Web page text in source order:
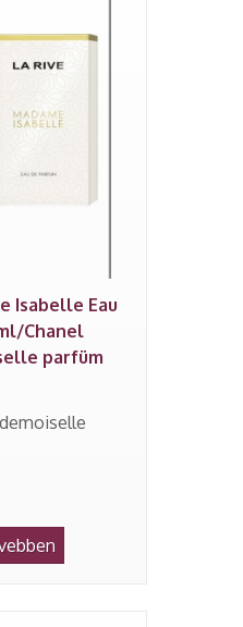
Isabelle Eau
Chanel
parfüm